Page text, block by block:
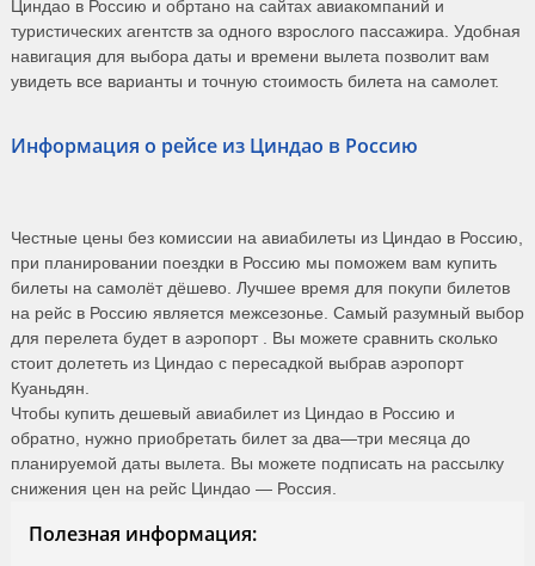
Циндао в Россию и обртано на сайтах авиакомпаний и
туристических агентств за одного взрослого пассажира. Удобная
навигация для выбора даты и времени вылета позволит вам
увидеть все варианты и точную стоимость билета на самолет.
Информация о рейсе из Циндао в Россию
Честные цены без комиссии на авиабилеты из Циндао в Россию,
при планировании поездки в Россию мы поможем вам купить
билеты на самолёт дёшево. Лучшее время для покупи билетов
на рейс в Россию является межсезонье. Самый разумный выбор
для перелета будет в аэропорт . Вы можете сравнить сколько
стоит долететь из Циндао с пересадкой выбрав аэропорт
Куаньдян.
Чтобы купить дешевый авиабилет из Циндао в Россию и
обратно, нужно приобретать билет за два—три месяца до
планируемой даты вылета. Вы можете подписать на рассылку
снижения цен на рейс Циндао — Россия.
Полезная информация: